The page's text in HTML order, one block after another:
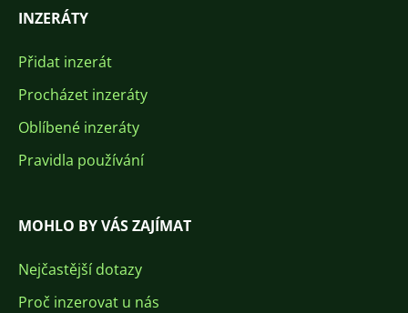
INZERÁTY
Přidat inzerát
Procházet inzeráty
Oblíbené inzeráty
Pravidla používání
MOHLO BY VÁS ZAJÍMAT
Nejčastější dotazy
Proč inzerovat u nás